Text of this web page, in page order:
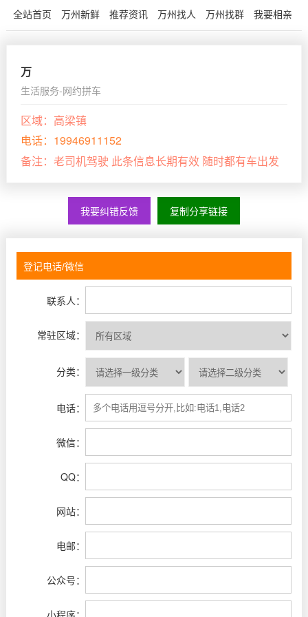
全站首页 万州新鲜 推荐资讯 万州找人 万州找群 我要相亲
万
生活服务-网约拼车
区域： 高梁镇
电话： 19946911152
备注： 老司机驾驶 此条信息长期有效 随时都有车出发
我要纠错反馈 复制分享链接
联系人：
常驻区域：
分类：
电话：
微信：
QQ：
网站：
电邮：
公众号：
小程序：